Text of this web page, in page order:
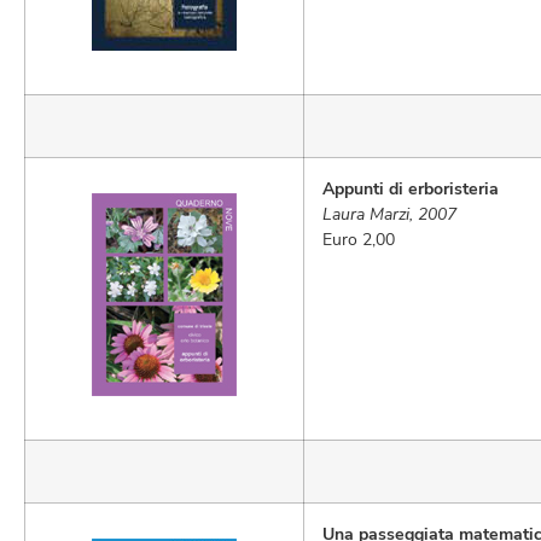
Appunti di erboristeria
Laura Marzi, 2007
Euro 2,00
Una passeggiata